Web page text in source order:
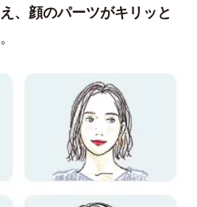
、顔のパーツがキリッと